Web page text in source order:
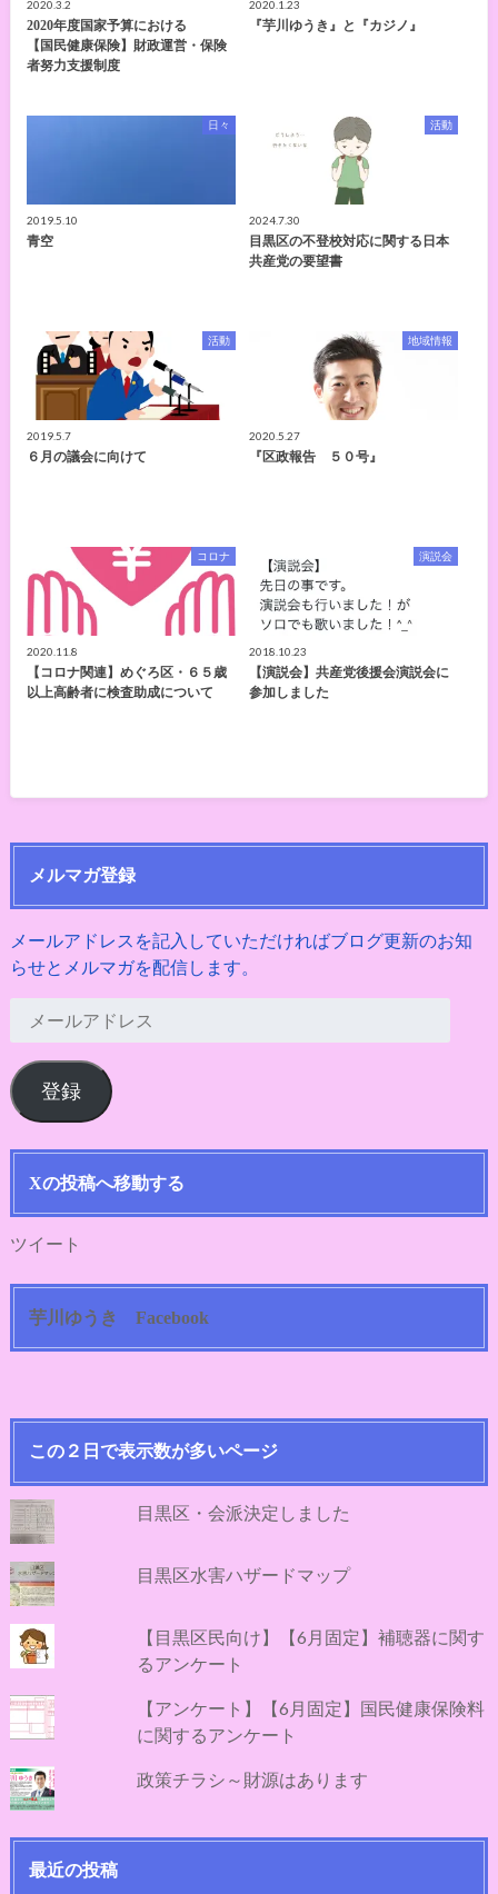
2020.3.2
2020年度国家予算における
【国民健康保険】財政運営・保険
者努力支援制度
2020.1.23
『芋川ゆうき』と『カジノ』
日々
2019.5.10
青空
活動
2024.7.30
目黒区の不登校対応に関する日本
共産党の要望書
活動
2019.5.7
６月の議会に向けて
地域情報
2020.5.27
『区政報告 ５０号』
コロナ
2020.11.8
【コロナ関連】めぐろ区・６５歳
以上高齢者に検査助成について
演説会
2018.10.23
【演説会】共産党後援会演説会に
参加しました
メルマガ登録
メールアドレスを記入していただければブログ更新のお知
らせとメルマガを配信します。
ー
ル
ア
ド
登録
Xの投稿へ移動する
ツイート
芋川ゆうき Facebook
この２日で表示数が多いページ
目黒区・会派決定しました
目黒区水害ハザードマップ
【目黒区民向け】【6月固定】補聴器に関す
るアンケート
【アンケート】【6月固定】国民健康保険料
に関するアンケート
政策チラシ～財源はあります
最近の投稿